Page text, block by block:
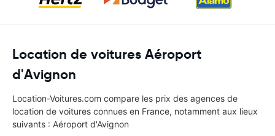
Location de voitures Aéroport
d'Avignon
Location-Voitures.com compare les prix des agences de
location de voitures connues en France, notamment aux lieux
suivants : Aéroport d'Avignon